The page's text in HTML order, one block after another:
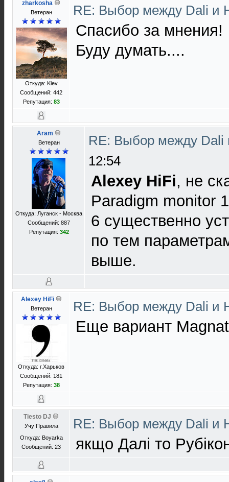
zharkosha
Ветеран
Откуда: Kiev
Сообщений: 442
Репутация: 83
RE: Выбор между Dali и
Спасибо за мнения!
Буду думать....
Aram
Ветеран
Откуда: Луганск - Москва
Сообщений: 887
Репутация: 342
RE: Выбор между Dali
12:54
Alexey HiFi, не
Paradigm monitor
6 существенно
по тем
выше.
Alexey HiFi
Ветеран
Откуда: г.Харьков
Сообщений: 181
Репутация: 38
RE: Выбор между Dali и
Еще вариант
Tiesto DJ
Учу Правила
Откуда: Boyarka
Сообщений: 23
RE: Выбор между Dali и
якщо Далі то